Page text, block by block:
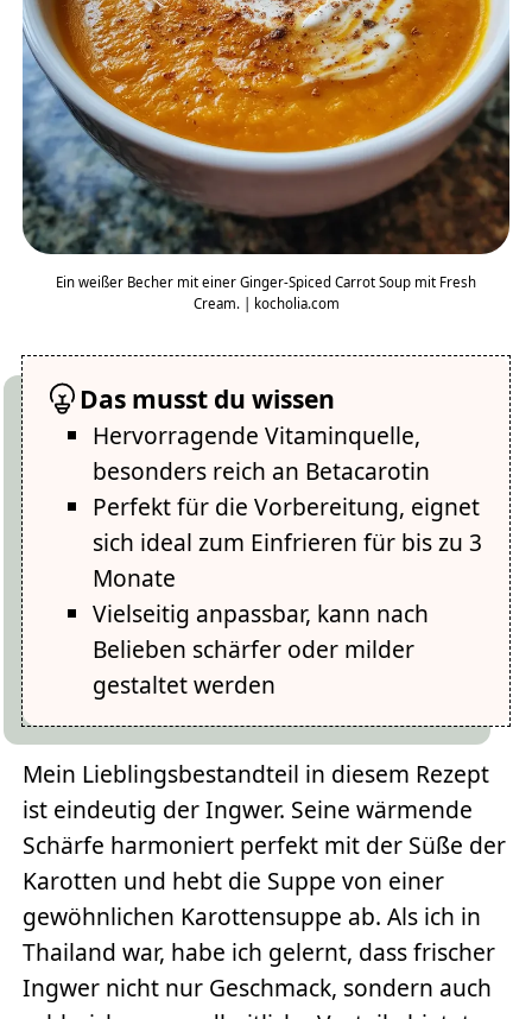
Ein weißer Becher mit einer Ginger-Spiced Carrot Soup mit Fresh
Cream. | kocholia.com
Das musst du wissen
Hervorragende Vitaminquelle,
besonders reich an Betacarotin
Perfekt für die Vorbereitung, eignet
sich ideal zum Einfrieren für bis zu 3
Monate
Vielseitig anpassbar, kann nach
Belieben schärfer oder milder
gestaltet werden
Mein Lieblingsbestandteil in diesem Rezept
ist eindeutig der Ingwer. Seine wärmende
Schärfe harmoniert perfekt mit der Süße der
Karotten und hebt die Suppe von einer
gewöhnlichen Karottensuppe ab. Als ich in
Thailand war, habe ich gelernt, dass frischer
Ingwer nicht nur Geschmack, sondern auch